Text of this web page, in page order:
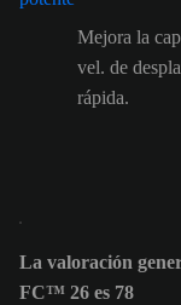
Mejora la
vel. de
rápida.
La valoración
FC™ 26 es 78